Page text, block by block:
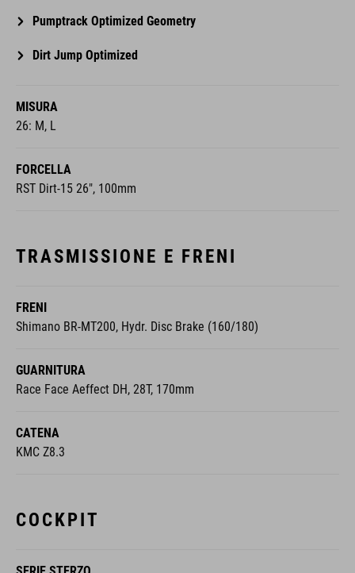
Pumptrack Optimized Geometry
Dirt Jump Optimized
MISURA
26: M, L
FORCELLA
RST Dirt-15 26", 100mm
TRASMISSIONE E FRENI
FRENI
Shimano BR-MT200, Hydr. Disc Brake (160/180)
GUARNITURA
Race Face Aeffect DH, 28T, 170mm
CATENA
KMC Z8.3
COCKPIT